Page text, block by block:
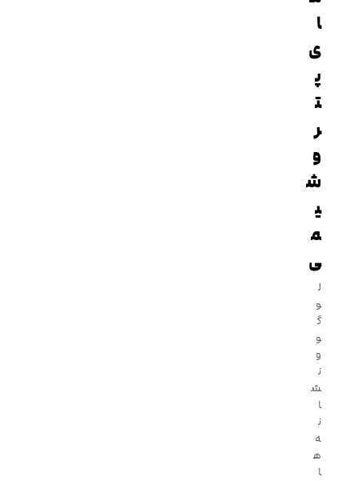
ا
ی
پ
ت
ر
و
ش
ی
م
ی
ل
و
گ
و
و
ن
ش
ا
ن
ه
ه
ا